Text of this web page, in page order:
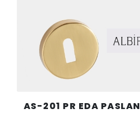
AS-201 PR EDA